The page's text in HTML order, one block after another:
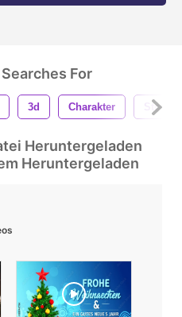
For
3d Charakter Stock
Heruntergeladen
Heruntergeladen